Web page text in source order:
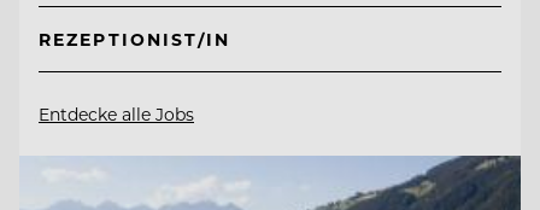
REZEPTIONIST/IN
Entdecke alle Jobs